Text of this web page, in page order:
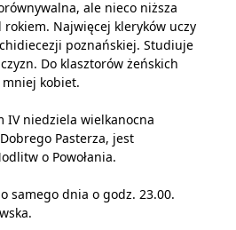
ale nieco niższa
Najwięcej kleryków uczy
poznańskiej. Studiuje
Do klasztorów żeńskich
mniej kobiet.
IV niedziela wielkanocna
Pasterza, jest
o Powołania.
samego dnia o godz. 23.00.